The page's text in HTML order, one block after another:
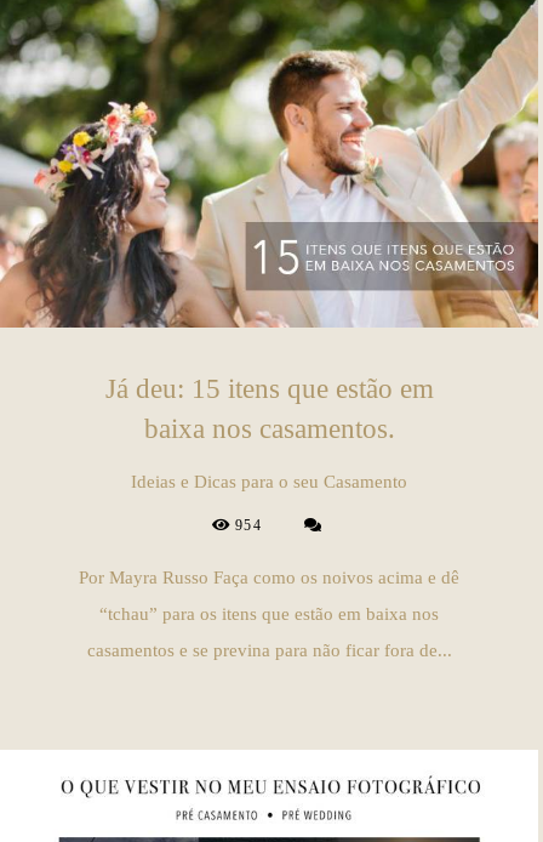
Já deu: 15 itens que estão em
baixa nos casamentos.
Ideias e Dicas para o seu Casamento
954
Por Mayra Russo Faça como os noivos acima e dê
“tchau” para os itens que estão em baixa nos
casamentos e se previna para não ficar fora de...